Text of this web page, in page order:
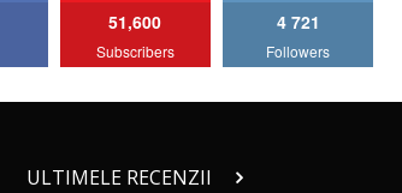
AutoBlog.MD
15:08
51,600
Subscribers
4 721
Followers
ULTIMELE RECENZII